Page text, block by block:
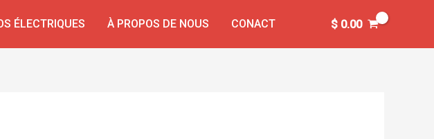
ÉLECTRIQUES À PROPOS DE NOUS CONACT $0.00